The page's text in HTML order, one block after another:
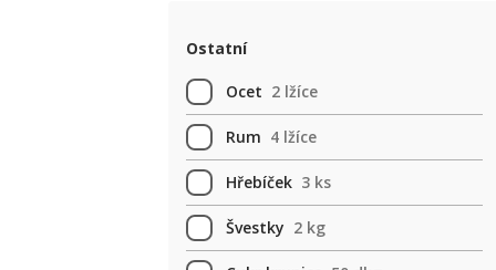
Ostatní
Ocet 2 lžíce
Rum 4 lžíce
Hřebíček 3 ks
Švestky 2 kg